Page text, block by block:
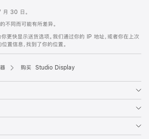
30 日。
不同而可能有所差异。
更快显示送货选项。我们通过你的 IP 地址，或者你在上次
置信息，找到了你的位置。
购买 Studio Display